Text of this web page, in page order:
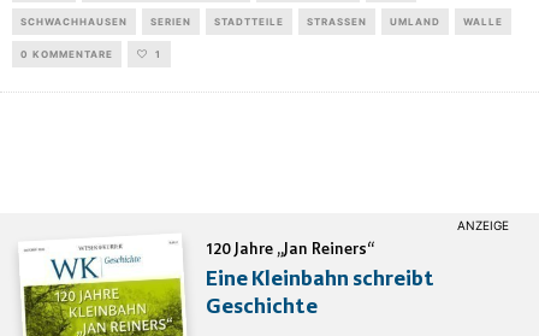
SCHWACHHAUSEN SERIEN STADTTEILE STRASSEN UMLAND WALLE
0 KOMMENTARE 1
120 Jahre „Jan Reiners“
Eine Kleinbahn schreibt
Geschichte